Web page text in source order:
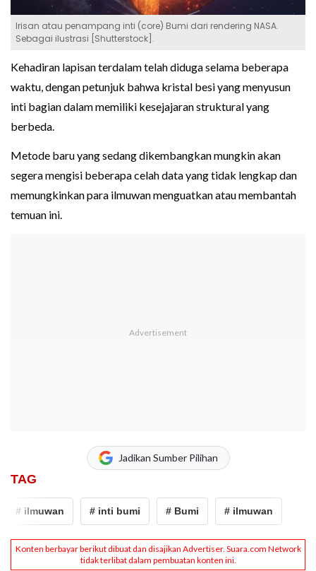
Irisan atau penampang inti (core) Bumi dari rendering NASA.
Sebagai ilustrasi [Shutterstock].
Kehadiran lapisan terdalam telah diduga selama beberapa
waktu, dengan petunjuk bahwa kristal besi yang menyusun
inti bagian dalam memiliki kesejajaran struktural yang
berbeda.
Metode baru yang sedang dikembangkan mungkin akan
segera mengisi beberapa celah data yang tidak lengkap dan
memungkinkan para ilmuwan menguatkan atau membantah
temuan ini.
Jadikan Sumber Pilihan
TAG
# ilmuwan # inti bumi # Bumi # ilmuwan